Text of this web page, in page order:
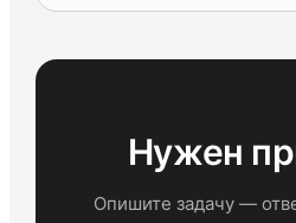
Нужен
Опишите задачу —